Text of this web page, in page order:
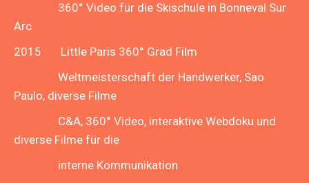
360° Video für die Skischule in Bonneval Sur
Arc
2015 Little Paris 360° Grad Film
Weltmeisterschaft der Handwerker, Sao
Paulo, diverse Filme
C&A, 360° Video, interaktive Webdoku und
diverse Filme für die
interne Kommunikation